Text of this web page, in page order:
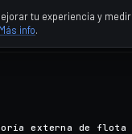
externa de flota
tu experiencia y medir
Más info.